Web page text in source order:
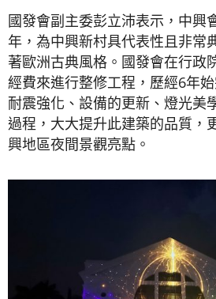
國發會副主委彭立沛表示，中興
年，為中興新村具代表性且非常
著歐洲古典風格。國發會在行政
經費來進行整修工程，歷經6年
耐震強化、設備的更新、燈光美
過程，大大提升此建築的品質，
興地區夜間景觀亮點。